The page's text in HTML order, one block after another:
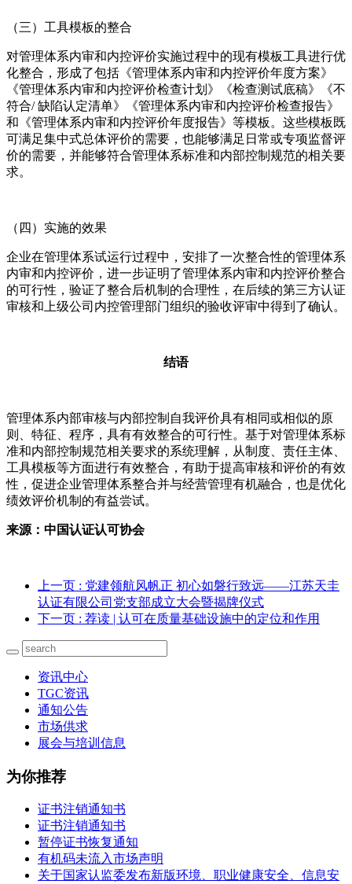
（三）工具模板的整合
对管理体系内审和内控评价实施过程中的现有模板工具进行优
化整合，形成了包括《管理体系内审和内控评价年度方案》
《管理体系内审和内控评价检查计划》《检查测试底稿》《不
符合/ 缺陷认定清单》《管理体系内审和内控评价检查报告》
和《管理体系内审和内控评价年度报告》等模板。这些模板既
可满足集中式总体评价的需要，也能够满足日常或专项监督评
价的需要，并能够符合管理体系标准和内部控制规范的相关要
求。
（四）实施的效果
企业在管理体系试运行过程中，安排了一次整合性的管理体系
内审和内控评价，进一步证明了管理体系内审和内控评价整合
的可行性，验证了整合后机制的合理性，在后续的第三方认证
审核和上级公司内控管理部门组织的验收评审中得到了确认。
结语
管理体系内部审核与内部控制自我评价具有相同或相似的原
则、特征、程序，具有有效整合的可行性。基于对管理体系标
准和内部控制规范相关要求的系统理解，从制度、责任主体、
工具模板等方面进行有效整合，有助于提高审核和评价的有效
性，促进企业管理体系整合并与经营管理有机融合，也是优化
绩效评价机制的有益尝试。
来源：中国认证认可协会
上一页 : 党建领航风帆正 初心如磐行致远——江苏天圭
认证有限公司党支部成立大会暨揭牌仪式
下一页 : 荐读 | 认可在质量基础设施中的定位和作用
资讯中心
TGC资讯
通知公告
市场供求
展会与培训信息
为你推荐
证书注销通知书
证书注销通知书
暂停证书恢复通知
有机码未流入市场声明
关于国家认监委发布新版环境、职业健康安全、信息安